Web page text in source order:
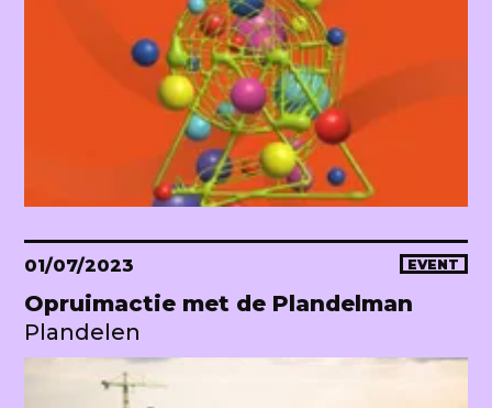
01/07/2023 EVENT
Opruimactie met de Plandelman
Plandelen